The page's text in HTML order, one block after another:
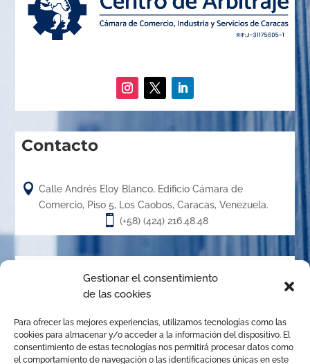
Gestionar el consentimiento
de las cookies
Para ofrecer las mejores experiencias, utilizamos tecnologías como las
cookies para almacenar y/o acceder a la información del dispositivo. El
consentimiento de estas tecnologías nos permitirá procesar datos como
el comportamiento de navegación o las identificaciones únicas en este
Contacto
 Calle Andrés Eloy Blanco, Edificio Cámara de
Comercio, Piso 5, Los Caobos, Caracas, Venezuela.
 (+58) (424) 216.48.48
Acerca de
creado en el año 1.989, es un órgano de la Cámara de
Comercio, Industria y Servicios de Caracas, organizado de